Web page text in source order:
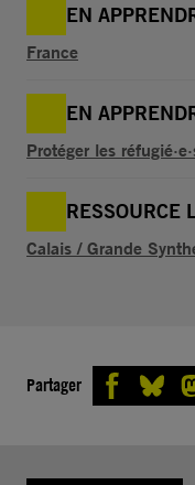
EN
France
EN
Protéger les
RESSOURCE
Calais / Grande
Partager